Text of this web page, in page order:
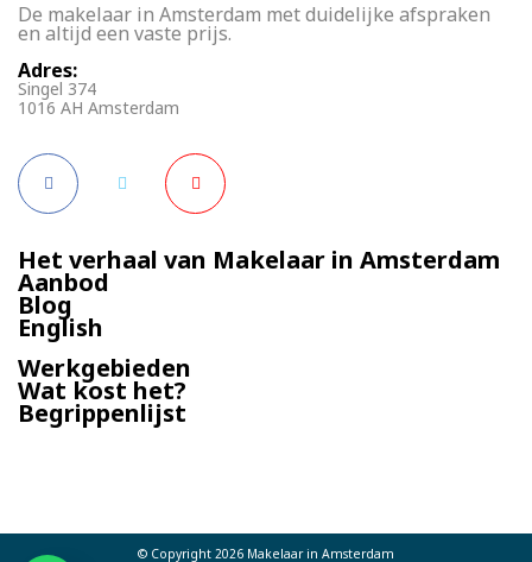
De makelaar in Amsterdam met duidelijke afspraken
en altijd een vaste prijs.
Adres:
Singel 374
1016 AH Amsterdam
Het verhaal van Makelaar in Amsterdam
Aanbod
Blog
English
Werkgebieden
Wat kost het?
Begrippenlijst
© Copyright 2026 Makelaar in Amsterdam